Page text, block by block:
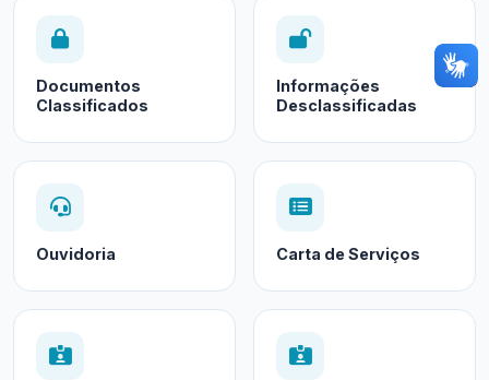
Documentos
Classificados
Informações
Desclassificadas
Ouvidoria Carta de Serviços